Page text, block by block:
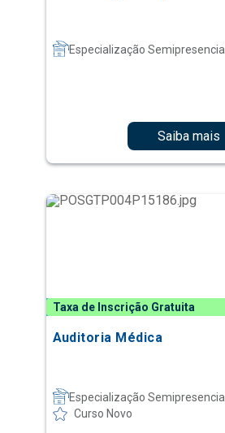
Especialização Semipresencial
Saiba mais
Taxa de Inscrição Gratuita
Auditoria Médica
Especialização Semipresencial
Curso Novo